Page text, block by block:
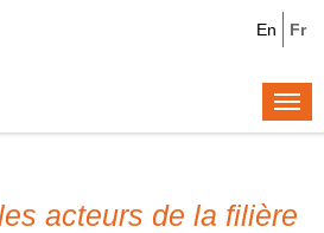
Fr
En
acteurs de la filière